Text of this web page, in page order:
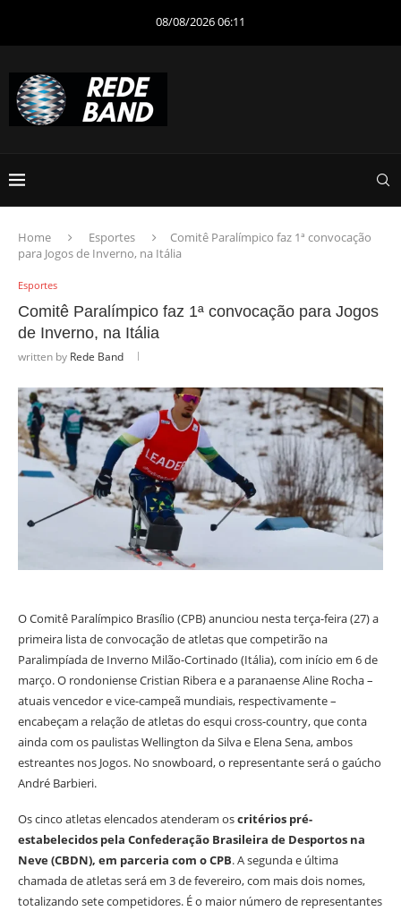
08/08/2026 06:11
Home Esportes
Comitê Paralímpico faz 1ª convocação
para Jogos de Inverno, na Itália
Esportes
Comitê Paralímpico faz 1ª convocação para Jogos
de Inverno, na Itália
written by Rede Band
O Comitê Paralímpico Brasílio (CPB) anunciou nesta terça-feira (27) a
primeira lista de convocação de atletas que competirão na
Paralimpíada de Inverno Milão-Cortinado (Itália), com início em 6 de
março. O rondoniense Cristian Ribera e a paranaense Aline Rocha –
atuais vencedor e vice-campeã mundiais, respectivamente –
encabeçam a relação de atletas do esqui cross-country, que conta
ainda com os paulistas Wellington da Silva e Elena Sena, ambos
estreantes nos Jogos. No snowboard, o representante será o gaúcho
André Barbieri.
Os cinco atletas elencados atenderam oscritérios pré-
estabelecidos pela Confederação Brasileira de Desportos na
Neve (CBDN), em parceria com o CPB. A segunda e última
chamada de atletas será em 3 de fevereiro, com mais dois nomes,
totalizando sete competidores. É o maior número de representantes